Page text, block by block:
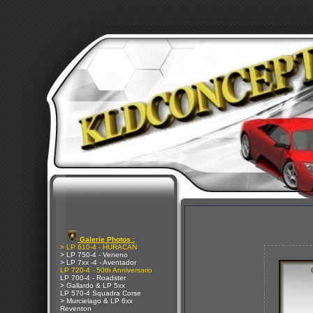
Galerie Photos :
> LP 610-4 - HURACAN
> LP 750-4 - Veneno
> LP 7xx -4 - Aventador
LP 720-4 - 50th Anniversario
LP 700-4 - Roadster
> Gallardo & LP 5xx
LP 570-4 Squadra Corse
> Murcielago & LP 6xx
Reventon